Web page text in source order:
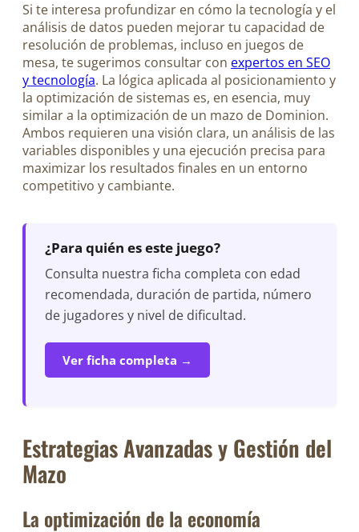
Si te interesa profundizar en cómo la tecnología y el
análisis de datos pueden mejorar tu capacidad de
resolución de problemas, incluso en juegos de
mesa, te sugerimos consultar con expertos en SEO
y tecnología. La lógica aplicada al posicionamiento y
la optimización de sistemas es, en esencia, muy
similar a la optimización de un mazo de Dominion.
Ambos requieren una visión clara, un análisis de las
variables disponibles y una ejecución precisa para
maximizar los resultados finales en un entorno
competitivo y cambiante.
¿Para quién es este juego?
Consulta nuestra ficha completa con edad
recomendada, duración de partida, número
de jugadores y nivel de dificultad.
Ver ficha completa →
Estrategias Avanzadas y Gestión del
Mazo
La optimización de la economía